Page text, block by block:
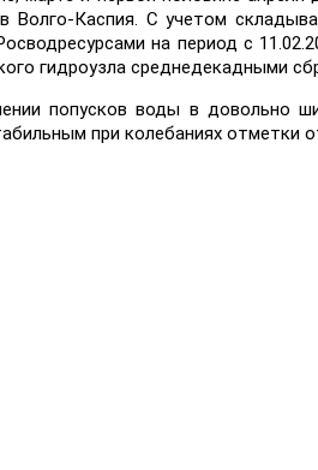
Волго-Каспия. С учетом
на период с
гидроузла среднедекадными
попусков воды в довольно
при колебаниях отметки